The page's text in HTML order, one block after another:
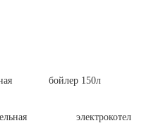
бойлер 150л
электрокотел